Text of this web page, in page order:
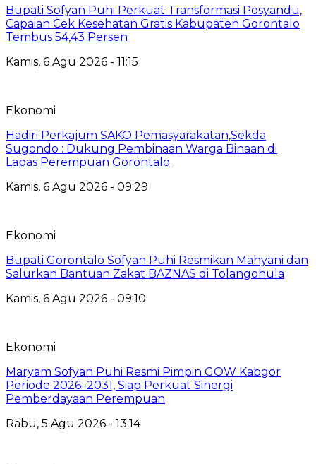
Bupati Sofyan Puhi Perkuat Transformasi Posyandu,
Capaian Cek Kesehatan Gratis Kabupaten Gorontalo
Tembus 54,43 Persen
Kamis, 6 Agu 2026 - 11:15
Ekonomi
Hadiri Perkajum SAKO Pemasyarakatan,Sekda
Sugondo : Dukung Pembinaan Warga Binaan di
Lapas Perempuan Gorontalo
Kamis, 6 Agu 2026 - 09:29
Ekonomi
Bupati Gorontalo Sofyan Puhi Resmikan Mahyani dan
Salurkan Bantuan Zakat BAZNAS di Tolangohula
Kamis, 6 Agu 2026 - 09:10
Ekonomi
Maryam Sofyan Puhi Resmi Pimpin GOW Kabgor
Periode 2026–2031, Siap Perkuat Sinergi
Pemberdayaan Perempuan
Rabu, 5 Agu 2026 - 13:14